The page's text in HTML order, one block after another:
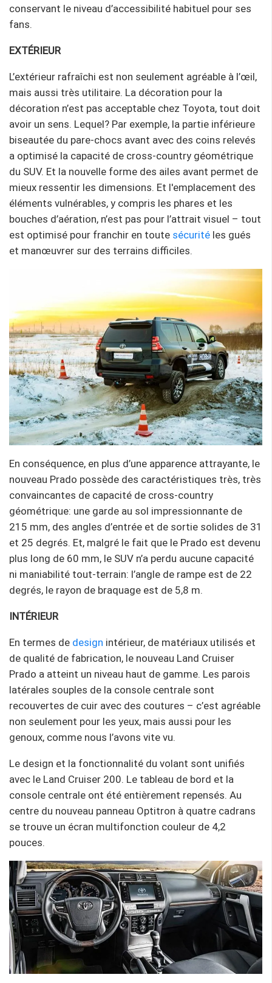
conservant le niveau d’accessibilité habituel pour ses
fans.
EXTÉRIEUR
L’extérieur rafraîchi est non seulement agréable à l’œil,
mais aussi très utilitaire. La décoration pour la
décoration n’est pas acceptable chez Toyota, tout doit
avoir un sens. Lequel? Par exemple, la partie inférieure
biseautée du pare-chocs avant avec des coins relevés
a optimisé la capacité de cross-country géométrique
du SUV. Et la nouvelle forme des ailes avant permet de
mieux ressentir les dimensions. Et l'emplacement des
éléments vulnérables, y compris les phares et les
bouches d’aération, n’est pas pour l’attrait visuel – tout
est optimisé pour franchir en toute sécurité les gués
et manœuvrer sur des terrains difficiles.
En conséquence, en plus d’une apparence attrayante, le
nouveau Prado possède des caractéristiques très, très
convaincantes de capacité de cross-country
géométrique: une garde au sol impressionnante de
215 mm, des angles d’entrée et de sortie solides de 31
et 25 degrés. Et, malgré le fait que le Prado est devenu
plus long de 60 mm, le SUV n’a perdu aucune capacité
ni maniabilité tout-terrain: l’angle de rampe est de 22
degrés, le rayon de braquage est de 5,8 m.
INTÉRIEUR
En termes de design intérieur, de matériaux utilisés et
de qualité de fabrication, le nouveau Land Cruiser
Prado a atteint un niveau haut de gamme. Les parois
latérales souples de la console centrale sont
recouvertes de cuir avec des coutures – c’est agréable
non seulement pour les yeux, mais aussi pour les
genoux, comme nous l’avons vite vu.
Le design et la fonctionnalité du volant sont unifiés
avec le Land Cruiser 200. Le tableau de bord et la
console centrale ont été entièrement repensés. Au
centre du nouveau panneau Optitron à quatre cadrans
se trouve un écran multifonction couleur de 4,2
pouces.